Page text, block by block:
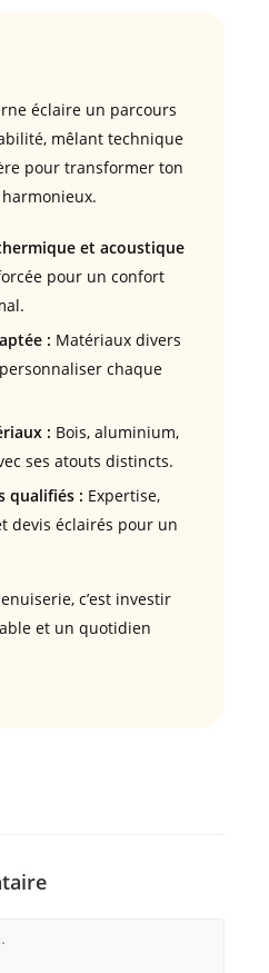
éclaire un parcours
mêlant technique
pour transformer ton
et acoustique
pour un confort
: Matériaux divers
chaque
: Bois, aluminium,
ses atouts distincts.
qualifiés : Expertise,
devis éclairés pour un
c’est investir
et un quotidien